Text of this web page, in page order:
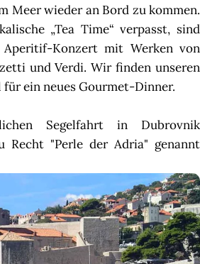
Meer wieder an Bord zu kommen.
„Tea Time“ verpasst, sind
Konzert mit Werken von
und Verdi. Wir finden unseren
ein neues Gourmet-Dinner.
Segelfahrt in Dubrovnik
Recht "Perle der Adria" genannt